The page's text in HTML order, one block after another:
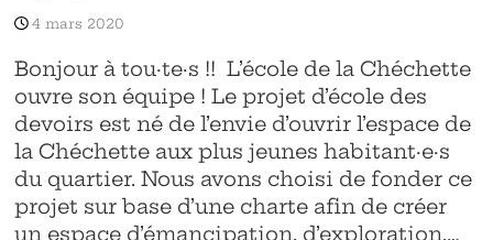
4 mars 2020
Bonjour à tou·te·s !! L’école de la Chéchette
ouvre son équipe ! Le projet d’école des
devoirs est né de l’envie d’ouvrir l’espace de
la Chéchette aux plus jeunes habitant·e·s
du quartier. Nous avons choisi de fonder ce
projet sur base d’une charte afin de créer
un espace d’émancipation, d’exploration,…